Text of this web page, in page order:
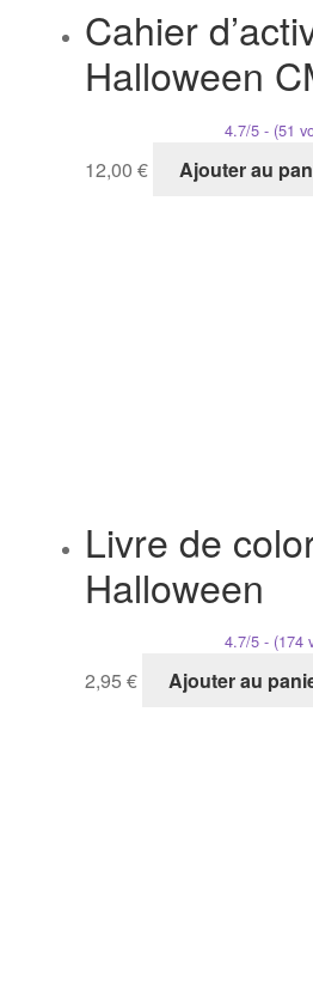
Cahier
Halloween
4.7/5 - (51
12,00 € Ajouter au
Livre de
Halloween
4.7/5 - (174
2,95 € Ajouter au